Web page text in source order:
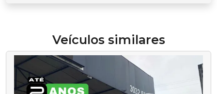
Veículos similares